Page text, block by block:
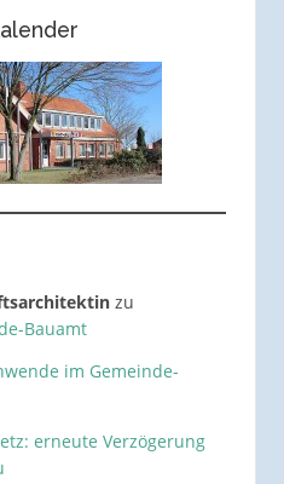
zu
Bauamt
im Gemeinde-
erneute Verzögerung